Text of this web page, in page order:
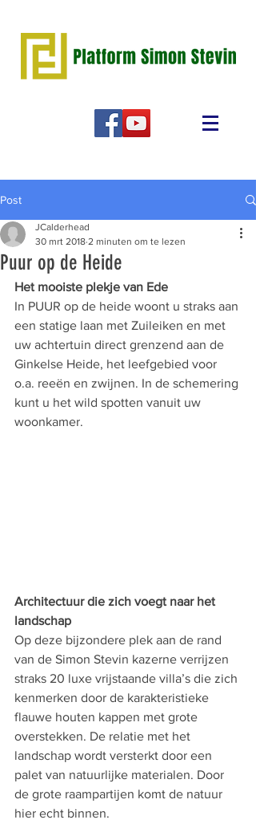
Post
Puur op de Heide
JCalderhead
30 mrt 2018 2 minuten om te lezen
Het mooiste plekje van Ede
In PUUR op de heide woont u straks aan
een statige laan met Zuileiken en met
uw achtertuin direct grenzend aan de
Ginkelse Heide, het leefgebied voor
o.a. reeën en zwijnen. In de schemering
kunt u het wild spotten vanuit uw
woonkamer.
Architectuur die zich voegt naar het
landschap
Op deze bijzondere plek aan de rand
van de Simon Stevin kazerne verrijzen
straks 20 luxe vrijstaande villa’s die zich
kenmerken door de karakteristieke
flauwe houten kappen met grote
overstekken. De relatie met het
landschap wordt versterkt door een
palet van natuurlijke materialen. Door
de grote raampartijen komt de natuur
hier echt binnen.